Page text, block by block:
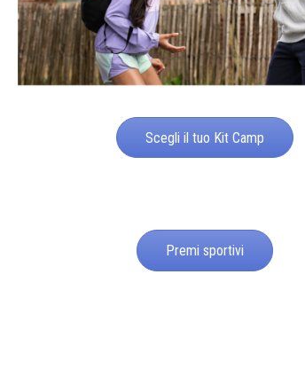
Scegli il tuo Kit Camp
Premi sportivi